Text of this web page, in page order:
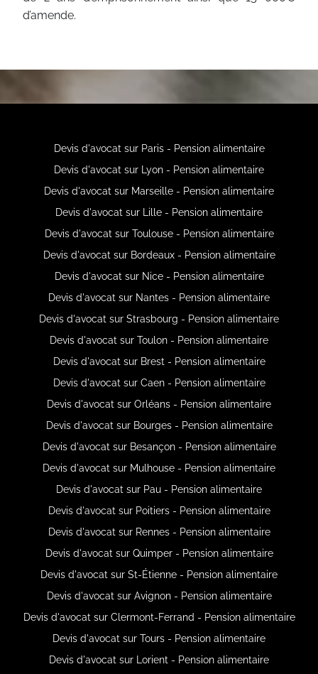
d’amende.
Devis d'avocat sur Paris - Pension alimentaire
Devis d'avocat sur Lyon - Pension alimentaire
Devis d'avocat sur Marseille - Pension alimentaire
Devis d'avocat sur Lille - Pension alimentaire
Devis d'avocat sur Toulouse - Pension alimentaire
Devis d'avocat sur Bordeaux - Pension alimentaire
Devis d'avocat sur Nice - Pension alimentaire
Devis d'avocat sur Nantes - Pension alimentaire
Devis d'avocat sur Strasbourg - Pension alimentaire
Devis d'avocat sur Toulon - Pension alimentaire
Devis d'avocat sur Brest - Pension alimentaire
Devis d'avocat sur Caen - Pension alimentaire
Devis d'avocat sur Orléans - Pension alimentaire
Devis d'avocat sur Bourges - Pension alimentaire
Devis d'avocat sur Besançon - Pension alimentaire
Devis d'avocat sur Mulhouse - Pension alimentaire
Devis d'avocat sur Pau - Pension alimentaire
Devis d'avocat sur Poitiers - Pension alimentaire
Devis d'avocat sur Rennes - Pension alimentaire
Devis d'avocat sur Quimper - Pension alimentaire
Devis d'avocat sur St-Étienne - Pension alimentaire
Devis d'avocat sur Avignon - Pension alimentaire
Devis d'avocat sur Clermont-Ferrand - Pension alimentaire
Devis d'avocat sur Tours - Pension alimentaire
Devis d'avocat sur Lorient - Pension alimentaire